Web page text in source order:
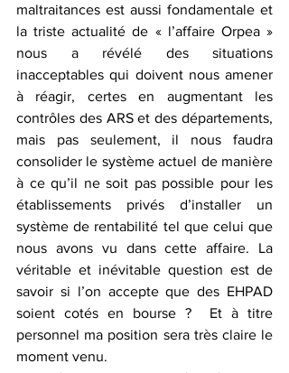
maltraitances est aussi fondamentale et
la triste actualité de « l’affaire Orpea »
nous a révélé des situations
inacceptables qui doivent nous amener
à réagir, certes en augmentant les
contrôles des ARS et des départements,
mais pas seulement, il nous faudra
consolider le système actuel de manière
à ce qu’il ne soit pas possible pour les
établissements privés d’installer un
système de rentabilité tel que celui que
nous avons vu dans cette affaire. La
véritable et inévitable question est de
savoir si l’on accepte que des EHPAD
soient cotés en bourse ?  Et à titre
personnel ma position sera très claire le
moment venu.